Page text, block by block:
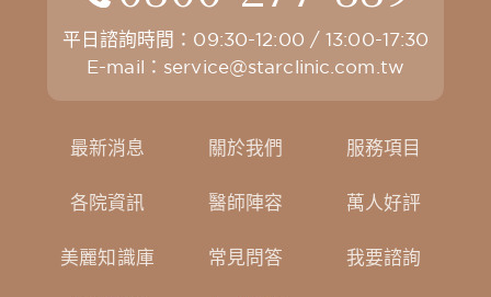
平日諮詢時間：09:30-12:00 / 13:00-17:30
E-mail： service@starclinic.com.tw
最新消息 關於我們 服務項目
各院資訊 醫師陣容 萬人好評
美麗知識庫 常見問答 我要諮詢